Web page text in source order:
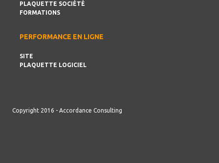
PLAQUETTE SOCIÉTÉ
FORMATIONS
PERFORMANCE EN LIGNE
SITE
PLAQUETTE LOGICIEL
Copyright 2016 - Accordance Consulting